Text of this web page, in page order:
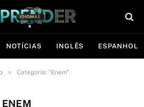
NOTÍCIAS INGLÊS ESPANHOL
» Categoria: "Enem"
ENEM